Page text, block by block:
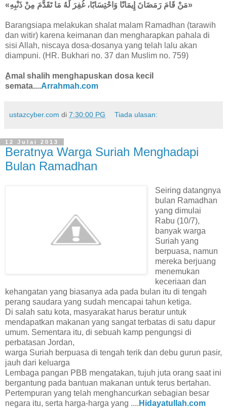
«مَنْ قَامَ رَمَضَانَ إِيمَانًا وَاحْتِسَابًا، غُفِرَ لَهُ مَا تَقَدَّمَ مِنْ ذَنْبِهِ»
Barangsiapa melakukan shalat malam Ramadhan (tarawih
dan witir) karena keimanan dan mengharapkan pahala di
sisi Allah, niscaya dosa-dosanya yang telah lalu akan
diampuni. (HR. Bukhari no. 37 dan Muslim no. 759)
ِAmal shalih menghapuskan dosa kecil
semata....Arrahmah.com
ustazcyber.com di 7:30:00 PG Tiada ulasan:
12 Julai 2013
Beratnya Warga Suriah Menghadapi
Bulan Ramadhan
Seiring datangnya
bulan Ramadhan
yang dimulai
Rabu (10/7),
banyak warga
Suriah yang
berpuasa, namun
mereka berjuang
menemukan
keceriaan dan
kehangatan yang biasanya ada pada bulan itu di tengah
perang saudara yang sudah mencapai tahun ketiga.
Di salah satu kota, masyarakat harus beratur untuk
mendapatkan makanan yang sangat terbatas di satu dapur
umum. Sementara itu, di sebuah kamp pengungsi di
perbatasan Jordan,
warga Suriah berpuasa di tengah terik dan debu gurun pasir,
jauh dari keluarga
Lembaga pangan PBB mengatakan, tujuh juta orang saat ini
bergantung pada bantuan makanan untuk terus bertahan.
Pertempuran yang telah menghancurkan sebagian besar
negara itu, serta harga-harga yang .... Hidayatullah.com